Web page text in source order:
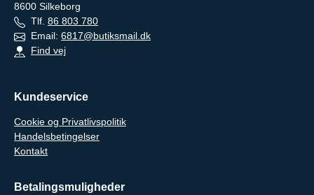
8600 Silkeborg
Tlf. 86 803 780
Email: 6817@butiksmail.dk
Find vej
Kundeservice
Cookie og Privatlivspolitik
Handelsbetingelser
Kontakt
Betalingsmuligheder